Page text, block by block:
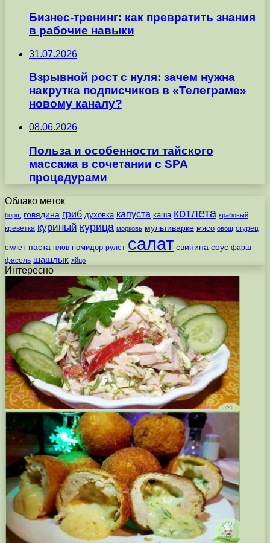
Бизнес-тренинг: как превратить знания
в рабочие навыки
31.07.2026
Взрывной рост с нуля: зачем нужна
накрутка подписчиков в «Телеграме»
новому каналу?
08.06.2026
Польза и особенности тайского
массажа в сочетании с SPA
процедурами
Облако меток
борщ говядина гриб духовка капуста каша котлета крабовый
креветка куриный курица морковь мультиварке мясо овощ огурец
омлет паста плов помидор рулет салат свинина соус фарш
фасоль шашлык яйцо
Интересно